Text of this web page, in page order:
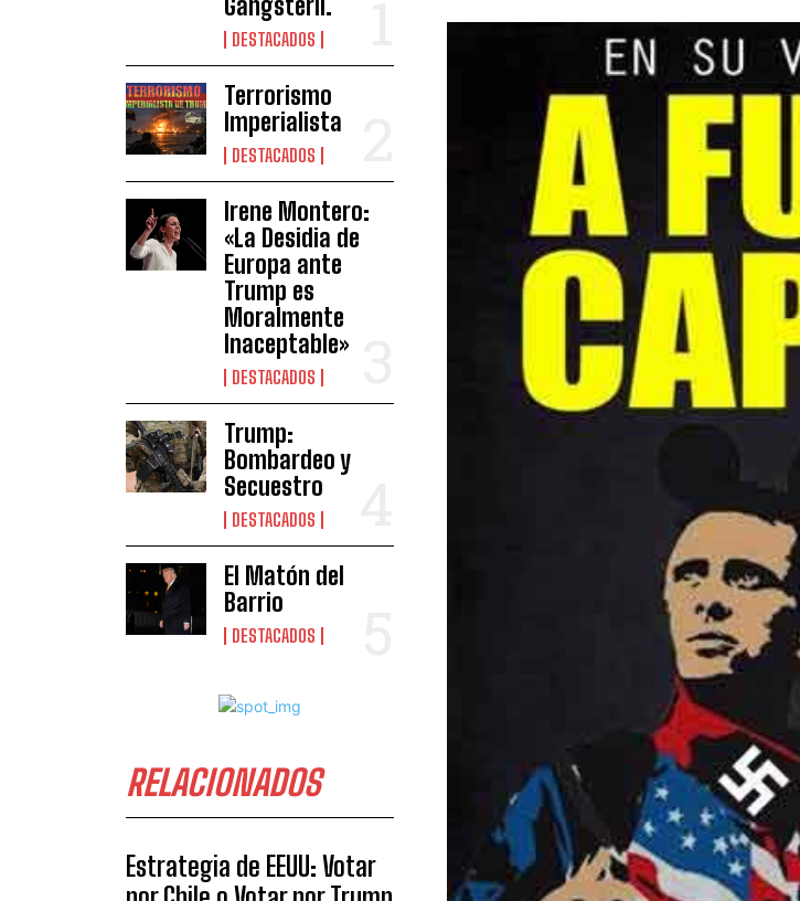
DESTACADOS
Terrorismo
Imperialista
DESTACADOS
Irene Montero:
«La Desidia de
Europa ante
Trump es
Moralmente
Inaceptable»
DESTACADOS
Trump:
Bombardeo y
Secuestro
DESTACADOS
El Matón del
Barrio
DESTACADOS
RELACIONADOS
Estrategia de EEUU: Votar